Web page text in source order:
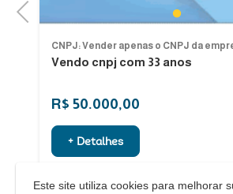
Previous 1
CNPJ: Vender apenas o CNPJ da
Vendo cnpj com 33 anos
R$ 50.000,00
+ Detalhes
Este site utiliza cookies para melhorar